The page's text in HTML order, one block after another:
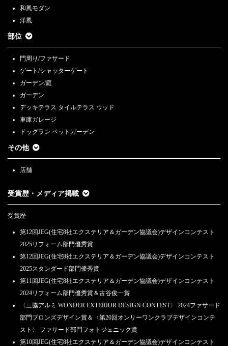
和風モダン
洋風
部位
門周り/ファサード
ゲート/シャッターゲート
ガーデン/庭
ガーデン
デッキテラス タイルテラス ウッド
車庫ガレージ
ドッグラン ペットガーデン
その他
店舗
受賞歴・メディア掲載
受賞歴
第12回JEG(住宅8社エクステリア＆ガーデン協議会)デザインコンテスト
2025リフォーム部門優秀賞
第12回JEG(住宅8社エクステリア＆ガーデン協議会)デザインコンテスト
2025スタンダード部門優秀賞
第11回JEG(住宅8社エクステリア＆ガーデン協議会)デザインコンテスト
2024リフォーム部門優秀賞＆古谷俊一賞
〈三協アルミ WONDER EXTERIOR DESIGN CONTEST〉 2024ファサード
部門ブロンズデザイン賞＆〈第20回オンリーワンクラブデザインコンテ
スト〉 ファサード部門フォトジェニック賞
第10回JEG(住宅8社エクステリア＆ガーデン協議会)デザインコンテスト